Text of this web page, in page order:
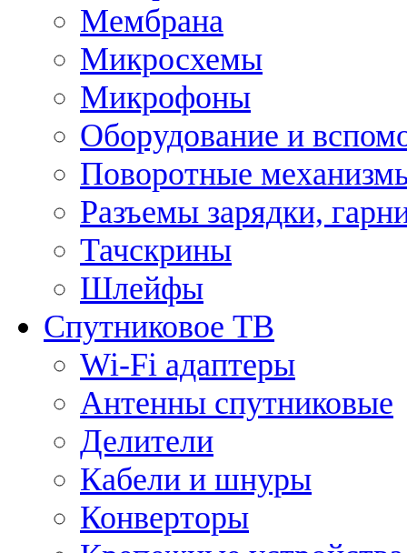
Мембрана
Микросхемы
Микрофоны
Оборудование и
Поворотные
Разъемы зарядки,
Тачскрины
Шлейфы
Спутниковое ТВ
Wi-Fi адаптеры
Антенны спутниковые
Делители
Кабели и шнуры
Конверторы